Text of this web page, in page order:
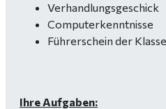
Verhandlungsgeschick
Computerkenntnisse
Führerschein der
Ihre Aufgaben: